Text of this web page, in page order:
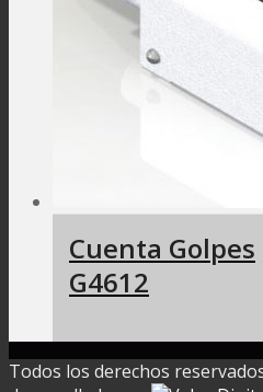
Cuenta Golpes
G4612
Todos los derechos